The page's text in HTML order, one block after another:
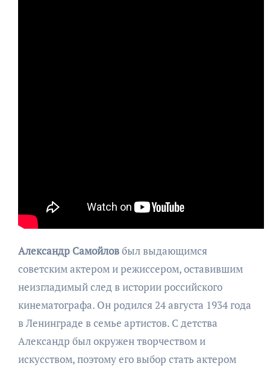
Александр Самойловбыл выдающимся
советским актером и режиссером, оставившим
неизгладимый след в истории российского
кинематографа. Он родился 24 августа 1934 года
в Ленинграде в семье артистов. С детства
Александр был окружен творчеством и
искусством, поэтому его выбор стать актером